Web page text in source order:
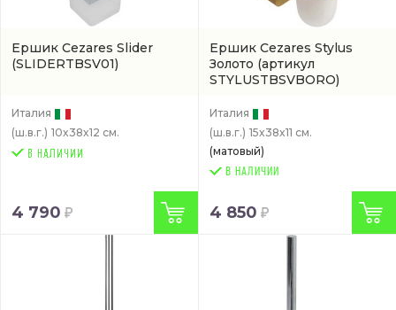
Ершик Cezares Slider
(SLIDERTBSV01)
Италия
(ш.в.г.) 10x38x12 см.
4 790
Ершик Cezares Stylus
Золото (артикул
STYLUSTBSVBORO)
Италия
(ш.в.г.) 15x38x11 см.
(матовый)
В НАЛИЧИИ
4 850